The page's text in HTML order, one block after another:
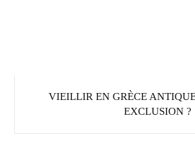
VIEILLIR EN GRÈCE
EXCLUSION ?